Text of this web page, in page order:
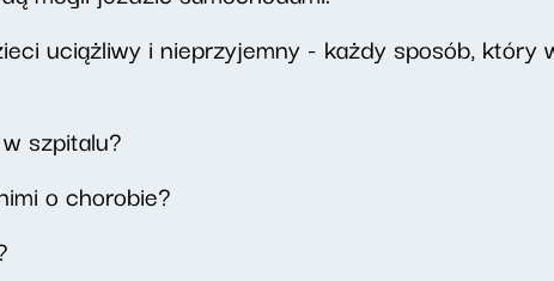
uciążliwy i nieprzyjemny - każdy sposób, który
szpitalu?
o chorobie?